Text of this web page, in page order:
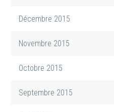
Décembre 2015
Novembre 2015
Octobre 2015
Septembre 2015